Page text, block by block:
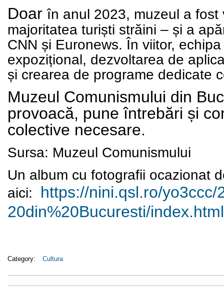
Doarîn anul 2023, muzeul a
majoritatea turiști străini – și a
CNN și Euronews. În viitor,
expozițional, dezvoltarea de
și crearea de programe dedicate
Muzeul Comunismului din
provoacă, pune întrebări și
colective necesare.
Sursa: Muzeul Comunismului
Un album cu fotografii ocazionat
aici: https://nini.qsl.ro/yo3ccc/
20din%20Bucuresti/index.html
Category: Cultura